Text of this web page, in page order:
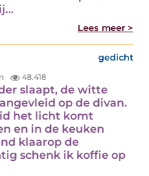
Lees meer >
gedicht
48.418
slaapt, de witte
op de divan.
het licht komt
en in de keuken
klaarop de
schenk ik koffie op